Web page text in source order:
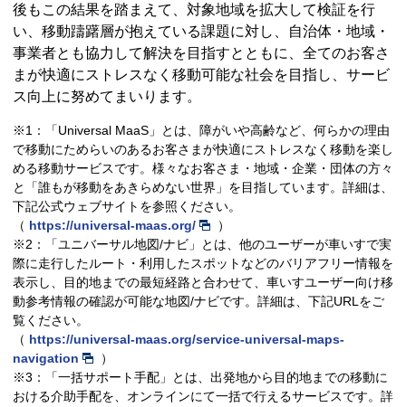
後もこの結果を踏まえて、対象地域を拡大して検証を行
い、移動躊躇層が抱えている課題に対し、自治体・地域・
事業者とも協力して解決を目指すとともに、全てのお客さ
まが快適にストレスなく移動可能な社会を目指し、サービ
ス向上に努めてまいります。
※1：「Universal MaaS」とは、障がいや高齢など、何らかの理由
で移動にためらいのあるお客さまが快適にストレスなく移動を楽し
める移動サービスです。様々なお客さま・地域・企業・団体の方々
と「誰もが移動をあきらめない世界」を目指しています。詳細は、
下記公式ウェブサイトを参照ください。
（ https://universal-maas.org/
）
※2：「ユニバーサル地図/ナビ」とは、他のユーザーが車いすで実
際に走行したルート・利用したスポットなどのバリアフリー情報を
表示し、目的地までの最短経路と合わせて、車いすユーザー向け移
動参考情報の確認が可能な地図/ナビです。詳細は、下記URLをご
覧ください。
（ https://universal-maas.org/service-universal-maps-
navigation
）
※3：「一括サポート手配」とは、出発地から目的地までの移動に
おける介助手配を、オンラインにて一括で行えるサービスです。詳